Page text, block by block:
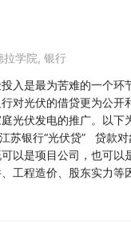
拉学院, 银行
入是最为苦难的一个环
对光伏的借贷更为公开
光伏发电的推广。以下
苏银行“光伏贷” 贷款
以是项目公司，也可以
工程造价、股东实力等